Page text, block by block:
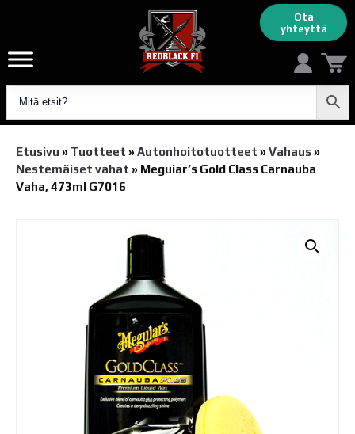
Ota
yhteyttä
Etusivu » Tuotteet » Autonhoito­tuotteet » Vahaus»
Nestemäiset vahat » Meguiar’s Gold Class Carnauba
Vaha, 473ml G7016